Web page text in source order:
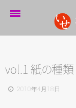
伊勢出版だより
営業案内
vol.1 紙の種類
2010年4月18日